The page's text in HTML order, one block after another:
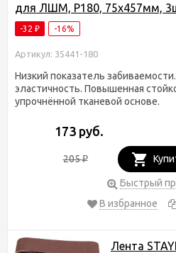
для ЛШМ, P180, 75х457мм,
-32 ₽ -16%
Артикул: 35441-180
Низкий показатель
эластичность. Повышенная
упрочнённой тканевой основе.
173 руб.
205₽
Быстрый
В избранное
Лента